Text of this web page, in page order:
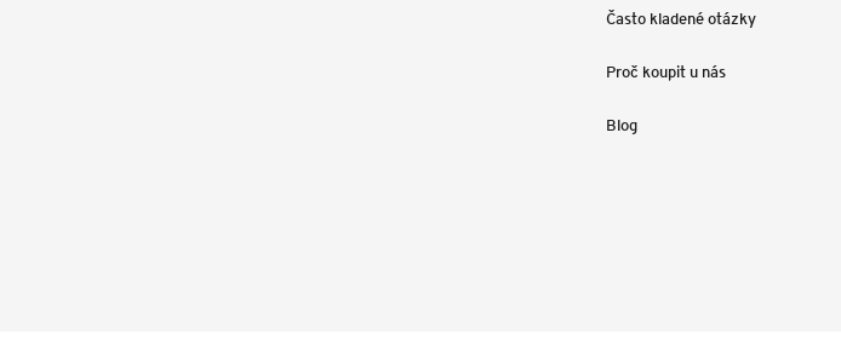
Často kladené otázky
Proč koupit u nás
Blog